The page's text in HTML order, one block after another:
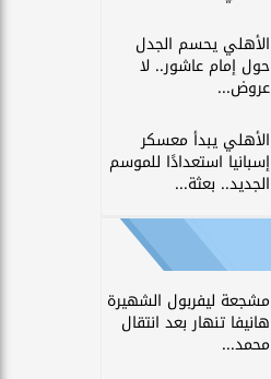
الأهلي يحسم الجدل
حول إمام عاشور.. لا
عروض...
الأهلي يبدأ معسكر
إسبانيا استعدادًا للموسم
الجديد.. بعثة...
مشجعة ليفربول الشهيرة
هانيفا تنهار بعد انتقال
محمد...